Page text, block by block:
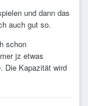
und dann das
auch gut so.
schon
jz etwas
Die Kapazität wird